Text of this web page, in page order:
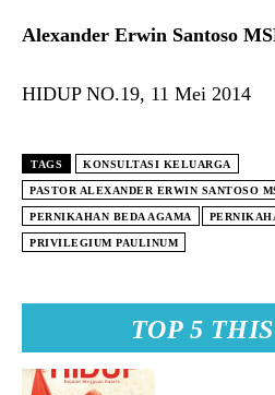
TOP 5
Alexander Erwin Santoso
HIDUP NO.19, 11 Mei 2014
TAGS KONSULTASI KELUARGA
PASTOR ALEXANDER ERWIN SANTOSO
PERNIKAHAN BEDA AGAMA
PRIVILEGIUM PAULINUM